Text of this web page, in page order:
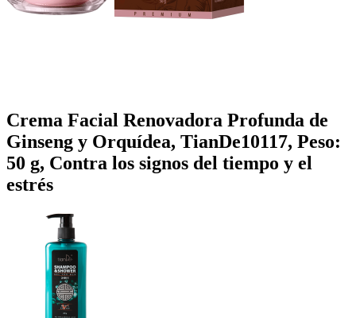
Crema Facial Renovadora Profunda de
Ginseng y Orquídea, TianDe10117, Peso:
50 g, Contra los signos del tiempo y el
estrés